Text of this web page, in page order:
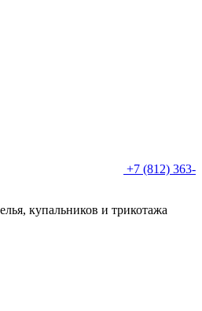
+7 (812) 363-
купальников и трикотажа